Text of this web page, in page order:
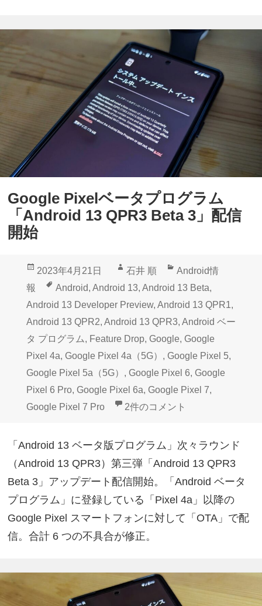
Google Pixelベータプログラム
「Android 13 QPR3 Beta 3」配信
開始
投
日:
2023年4月21日
作
成
者
石井 順
カ
テ
ゴ
リ
ー
Android情
報
タ
グ
Android, Android 13, Android 13 Beta,
Android 13 Developer Preview, Android 13 QPR1,
Android 13 QPR2, Android 13 QPR3, Android ベー
タ プログラム, Feature Drop, Google, Google
Pixel 4a, Google Pixel 4a（5G） , Google Pixel 5,
Google Pixel 5a（5G） , Google Pixel 6, Google
Pixel 6 Pro, Google Pixel 6a, Google Pixel 7,
Google Pixel 7 Pro
Google Pixelベータプログラム
2件のコメント
「Android 13 ベータ版プログラム」次々ラウンド
（Android 13 QPR3）第三弾「Android 13 QPR3
Beta 3」アップデート配信開始。「Android ベータ
プログラム」に登録している「Pixel 4a」以降の
Google Pixel スマートフォンに対して「OTA」で配
信。合計 6 つの不具合が修正。